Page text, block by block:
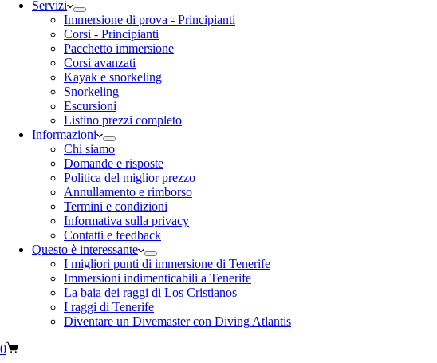
Servizi
Immersione di prova - Principianti
Corsi - Principianti
Pacchetto immersione
Corsi avanzati
Kayak e snorkeling
Snorkeling
Escursioni
Listino prezzi completo
Informazioni
Chi siamo
Domande e risposte
Politica del miglior prezzo
Annullamento e rimborso
Termini e condizioni
Informativa sulla privacy
Contatti e feedback
Questo è interessante
I migliori punti di immersione di Tenerife
Immersioni indimenticabili a Tenerife
La baia dei raggi di Los Cristianos
I raggi di Tenerife
Diventare un Divemaster con Diving Atlantis
0